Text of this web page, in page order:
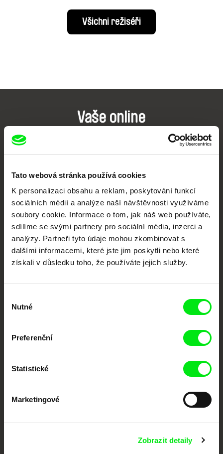
Tato webová stránka používá cookies
K personalizaci obsahu a reklam, poskytování funkcí
sociálních médií a analýze naší návštěvnosti využíváme
soubory cookie. Informace o tom, jak náš web používáte,
sdílíme se svými partnery pro sociální média, inzerci a
analýzy. Partneři tyto údaje mohou zkombinovat s
dalšími informacemi, které jste jim poskytli nebo které
získali v důsledku toho, že používáte jejich služby.
souhlasu
Nutné
Preferenční
Statistické
Marketingové
Zobrazit detaily
Všichni režiséři
Vaše online
každý týden
Portál DAFilms.cz je výsledkem tvůrčí spolupráce 7 klíčových evropských
posouvat hranice dokumentárního filmu, propagovat jeho rozmanitost a
podporovat kvalitní autorské filmy.
Členové Doc Alliance
CPH:DOX DOK Leipzig